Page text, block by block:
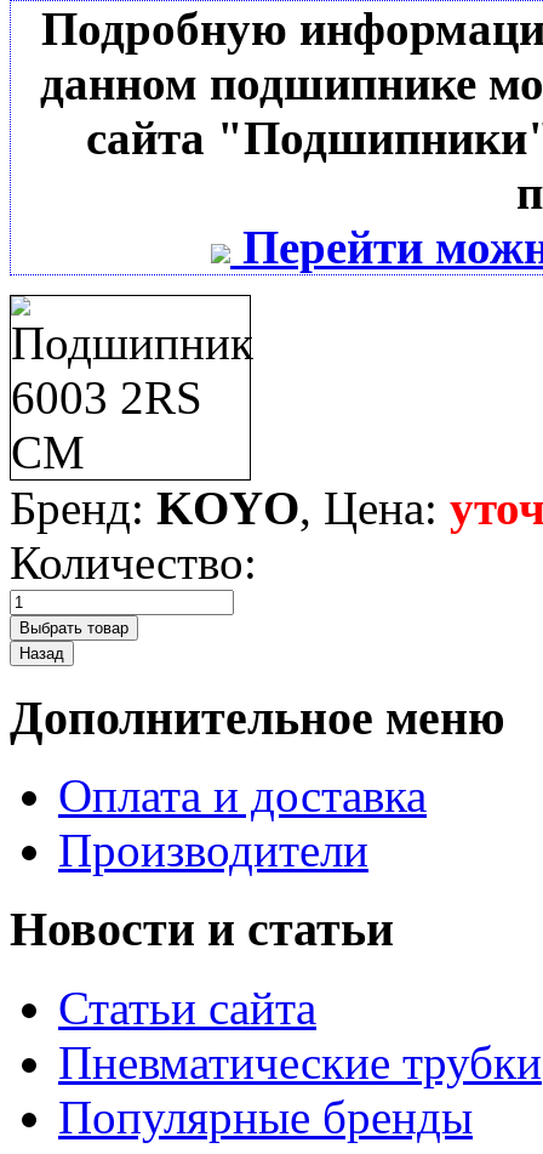
Подробную
данном подшипнике
сайта
Перейти
Бренд: KOYO, Цена:
Количество:
Дополнительное меню
Оплата и доставка
Производители
Новости и статьи
Статьи сайта
Пневматические трубки
Популярные бренды